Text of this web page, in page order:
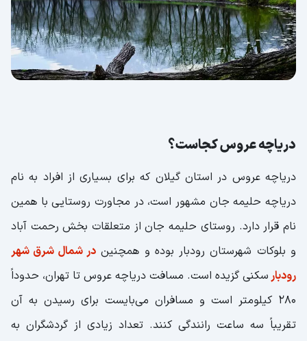
دریاچه عروس کجاست؟
دریاچه عروس در استان گیلان که برای بسیاری از افراد به نام
دریاچه حلیمه جان مشهور است، در مجاورت روستایی با همین
نام قرار دارد. روستای حلیمه جان از متعلقات بخش رحمت آباد
و بلوکات شهرستان رودبار بوده و همچنیندر شمال شرق شهر
رودبارسکنی گزیده است. مسافت دریاچه عروس تا تهران، حدوداً
۲۸۰ کیلومتر است و مسافران می‌بایست برای رسیدن به آن
تقریباً سه ساعت رانندگی کنند. تعداد زیادی از گردشگران به